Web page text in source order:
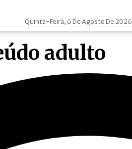
Quinta-Feira, 6 De Agosto De 2026
adulto